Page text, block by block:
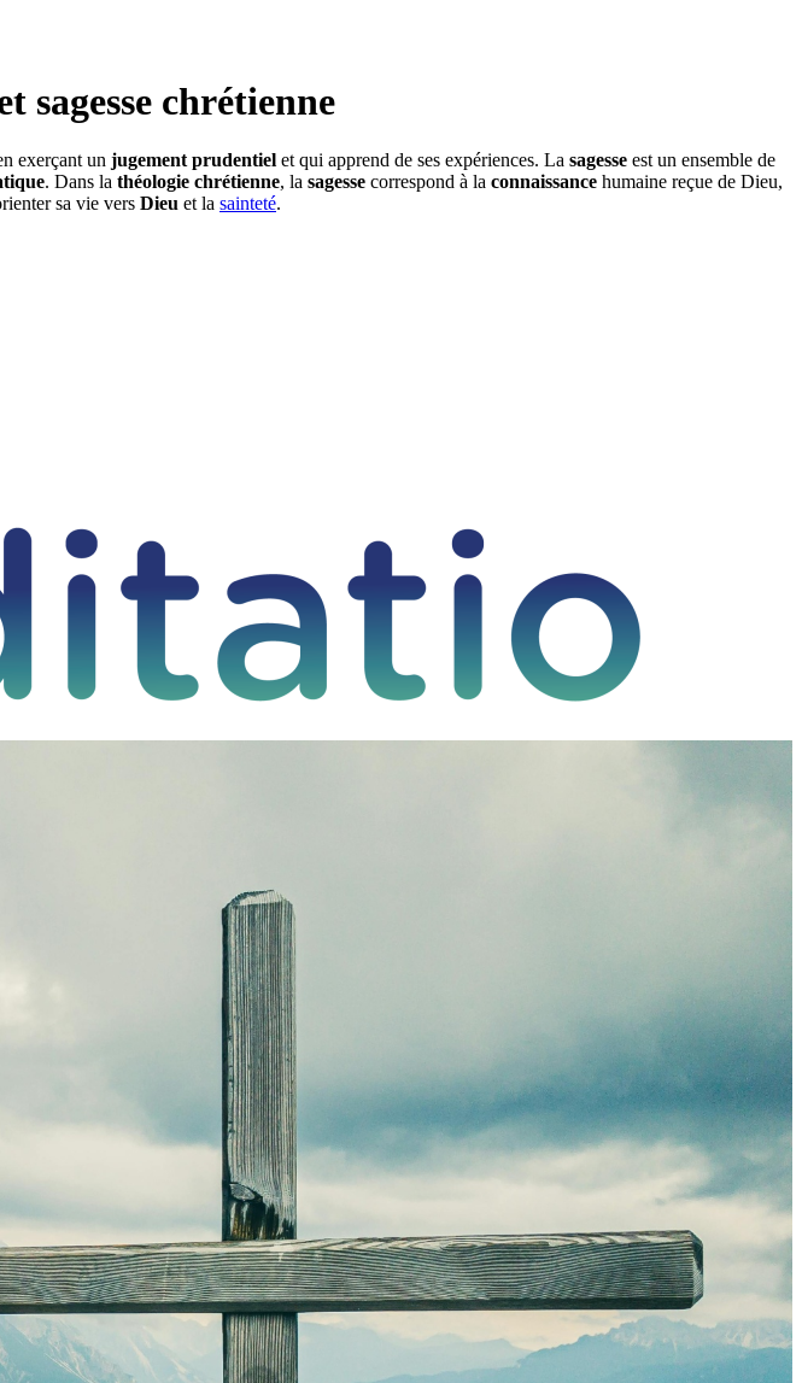
sagesse chrétienne
exerçant un jugement prudentiel et qui apprend de ses expériences. La sagesse est un ensemble de
. Dans la théologie chrétienne, la sagesse correspond à la connaissance humaine reçue de Dieu,
sa vie vers Dieu et la sainteté.